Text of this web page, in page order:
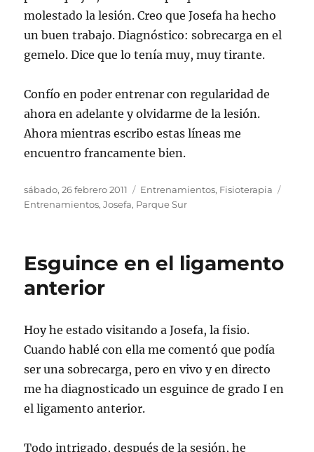
molestado la lesión. Creo que Josefa ha hecho
un buen trabajo. Diagnóstico: sobrecarga en el
gemelo. Dice que lo tenía muy, muy tirante.
Confío en poder entrenar con regularidad de
ahora en adelante y olvidarme de la lesión.
Ahora mientras escribo estas líneas me
encuentro francamente bien.
Publicado
el
sábado, 26 febrero 2011 Categorías
Entrenamientos, Fisioterapia
Entrenamientos,Josefa, Parque Sur
Esguince en el ligamento
anterior
Hoy he estado visitando a Josefa, la fisio.
Cuando hablé con ella me comentó que podía
ser una sobrecarga, pero en vivo y en directo
me ha diagnosticado un esguince de grado I en
el ligamento anterior.
Todo intrigado, después de la sesión, he